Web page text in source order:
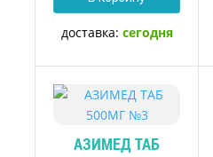
доставка: сегодня
АЗИМЕД ТАБ